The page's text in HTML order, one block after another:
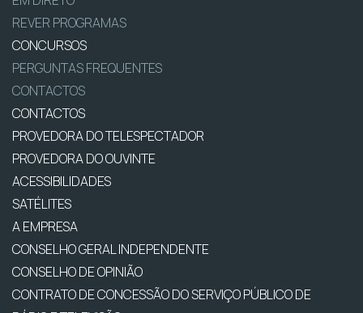
REVER PROGRAMAS
CONCURSOS
PERGUNTAS FREQUENTES
CONTACTOS
CONTACTOS
PROVEDORA DO TELESPECTADOR
PROVEDORA DO OUVINTE
ACESSIBILIDADES
SATÉLITES
A EMPRESA
CONSELHO GERAL INDEPENDENTE
CONSELHO DE OPINIÃO
CONTRATO DE CONCESSÃO DO SERVIÇO PÚBLICO DE